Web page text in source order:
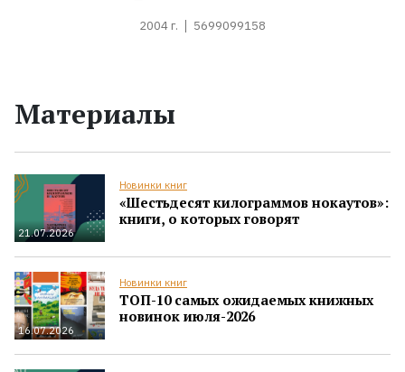
2004 г. 5699099158
Материалы
21.07.2026
Новинки книг
«Шестьдесят килограммов нокаутов»:
книги, о которых говорят
16.07.2026
Новинки книг
ТОП-10 самых ожидаемых книжных
новинок июля-2026